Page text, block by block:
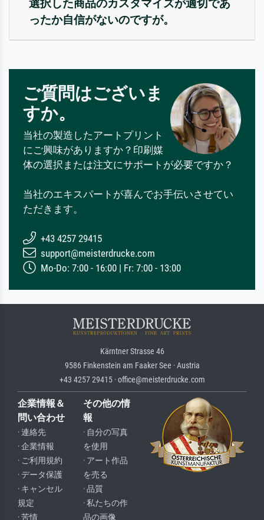
選択した商品のカスタマイズが適切であ
ったか自信がないのですが。
ご質問はございま
すか。
当社の製造したアートプリント
にご興味がありますか？印刷媒
体の選択または注文にサポートが必要ですか？
当社のエキスパートが喜んでお手伝いさせてい
ただきます。
+43 4257 29415
support@meisterdrucke.com
Mo-Do: 7:00 - 16:00 | Fr: 7:00 - 13:00
Kärntner Strasse 46
9586 Finkenstein am Faaker See · Austria
+43 4257 29415 · office@meisterdrucke.com
企業情報＆
問い合わせ
· 連絡先
· 企業情報
· ご利用規約
· データ保護
· キャンセル
規定
· 苦情
その他の情
報
· 自分の写真
を使用
· アート作品
を売る
· 品質
· 私たちの作
品の画像